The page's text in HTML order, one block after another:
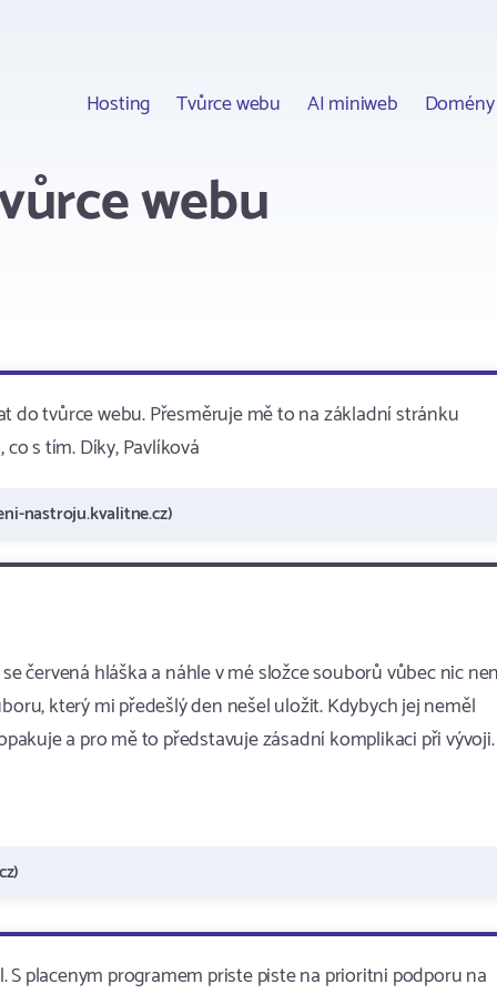
Hosting Tvůrce webu AI miniweb Domény
webu
do tvůrce webu. Přesměruje mě to na základní stránku
s tím. Díky, Pavlíková
nastroju.kvalitne.cz)
červená hláška a náhle v mé složce souborů vůbec nic
který mi předešlý den nešel uložit. Kdybych jej neměl
a pro mě to představuje zásadní komplikaci při vývoji.
placenym programem priste piste na prioritni podporu na